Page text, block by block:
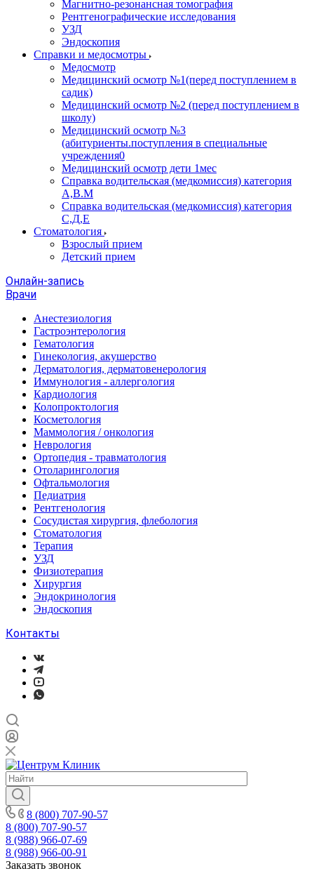
Магнитно-резонансная томография
Рентгенографические исследования
УЗД
Эндоскопия
Справки и медосмотры
Медосмотр
Медицинский осмотр №1(перед поступлением в
садик)
Медицинский осмотр №2 (перед поступлением в
школу)
Медицинский осмотр №3
(абитуриенты.поступления в специальные
учреждения0
Медицинский осмотр дети 1мес
Справка водительская (медкомиссия) категория
А,В.М
Справка водительская (медкомиссия) категория
С,Д,Е
Стоматология
Взрослый прием
Детский прием
Онлайн-запись
Врачи
Анестезиология
Гастроэнтерология
Гематология
Гинекология, акушерство
Дерматология, дерматовенерология
Иммунология - аллергология
Кардиология
Колопроктология
Косметология
Маммология / онкология
Неврология
Ортопедия - травматология
Отоларингология
Офтальмология
Педиатрия
Рентгенология
Сосудистая хирургия, флебология
Стоматология
Терапия
УЗД
Физиотерапия
Хирургия
Эндокринология
Эндоскопия
Контакты
8 (800) 707-90-57
8 (800) 707-90-57
8 (988) 966-07-69
8 (988) 966-00-91
Заказать звонок